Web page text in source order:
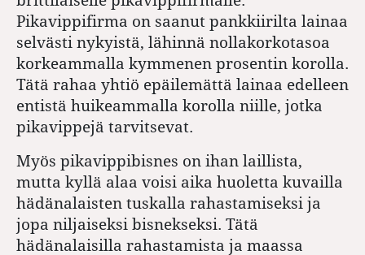
Pikavippifirma on saanut pankkiirilta lainaa
selvästi nykyistä, lähinnä nollakorkotasoa
korkeammalla kymmenen prosentin korolla.
Tätä rahaa yhtiö epäilemättä lainaa edelleen
entistä huikeammalla korolla niille, jotka
pikavippejä tarvitsevat.
Myös pikavippibisnes on ihan laillista,
mutta kyllä alaa voisi aika huoletta kuvailla
hädänalaisten tuskalla rahastamiseksi ja
jopa niljaiseksi bisnekseksi. Tätä
hädänalaisilla rahastamista ja maassa